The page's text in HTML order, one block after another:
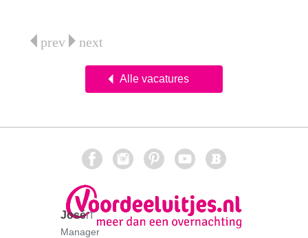
JoséIT
Manager
prev next
Alle vacatures